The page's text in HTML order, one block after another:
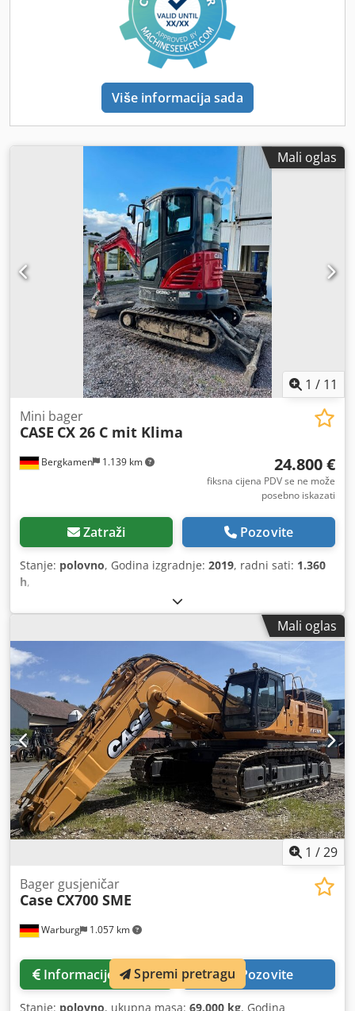
Više informacija sada
Mali oglas
1 / 11
Bergkamen 1.139 km
Mini bager
CASE CX 26 C mit Klima
24.800 €
fiksna cijena PDV se ne može
posebno iskazati
Zatraži Pozovite
Stanje: polovno, Godina izgradnje: 2019, radni sati: 1.360
h,
Mali oglas
1 /29
Warburg 1.057 km
Bager gusjeničar
Case CX700 SME
Informacije o cijeni Pozovite
Stanje: polovno, ukupna masa: 69.000 kg, Godina
Spremi pretragu